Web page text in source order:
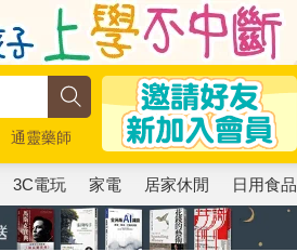
通靈藥師
3C電玩 家電 居家休閒 日用食品